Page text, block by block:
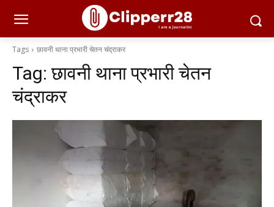
Tags छावनी थाना प्रभारी चेतन चंद्राकर
Tag:छावनी थाना प्रभारी चेतन
चंद्राकर